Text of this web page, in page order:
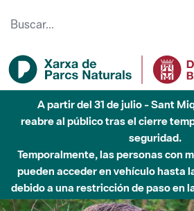
A partir del 31 de julio - Sant
reabre al público tras el cierre
seguridad.
Temporalmente, las personas con
pueden acceder en vehículo hasta
debido a una restricción de paso en